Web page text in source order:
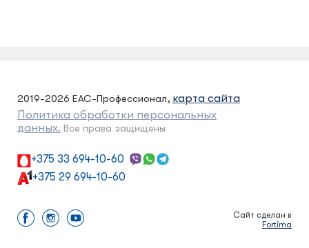
2019-2026 ЕАС-Профессионал, карта сайта
Политика обработки персональных
данных. Все права защищены
+375 33 694-10-60
+375 29 694-10-60
Сайт сделан в
Fortima